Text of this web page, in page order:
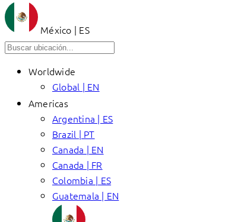
México | ES
Worldwide
Global | EN
Americas
Argentina | ES
Brazil | PT
Canada | EN
Canada | FR
Colombia | ES
Guatemala | EN